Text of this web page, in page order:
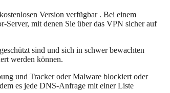
Version verfügbar . Bei einem
Server, mit denen Sie über das VPN sicher auf
sind und sich in schwer bewachten
werden können.
und Tracker oder Malware blockiert oder
es jede DNS-Anfrage mit einer Liste